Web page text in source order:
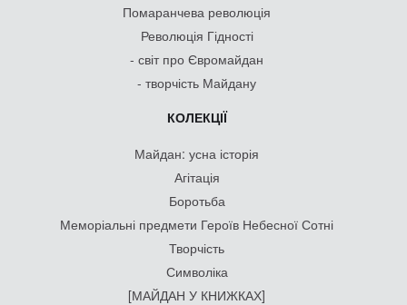
Помаранчева революція
Революція Гідності
- світ про Євромайдан
- творчість Майдану
КОЛЕКЦІЇ
Майдан: усна історія
Агітація
Боротьба
Меморіальні предмети Героїв Небесної Сотні
Творчість
Символіка
[МАЙДАН У КНИЖКАХ]